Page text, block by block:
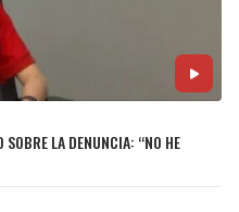
LA DENUNCIA: “NO HE